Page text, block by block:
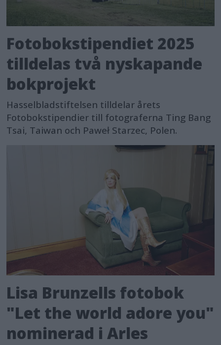
Fotobokstipendiet 2025
tilldelas två nyskapande
bokprojekt
Hasselbladstiftelsen tilldelar årets
Fotobokstipendier till fotograferna Ting Bang
Tsai, Taiwan och Paweł Starzec, Polen.
Lisa Brunzells fotobok
"Let the world adore you"
nominerad i Arles